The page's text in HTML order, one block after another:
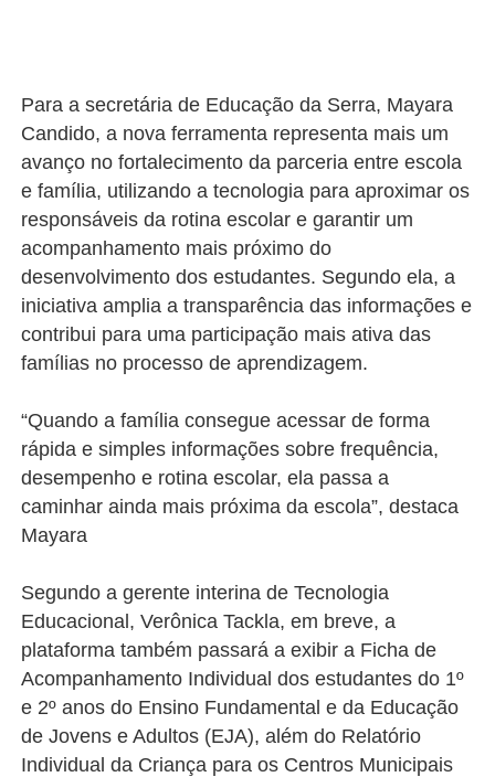
Para a secretária de Educação da Serra, Mayara
Candido, a nova ferramenta representa mais um
avanço no fortalecimento da parceria entre escola
e família, utilizando a tecnologia para aproximar os
responsáveis da rotina escolar e garantir um
acompanhamento mais próximo do
desenvolvimento dos estudantes. Segundo ela, a
iniciativa amplia a transparência das informações e
contribui para uma participação mais ativa das
famílias no processo de aprendizagem.
“Quando a família consegue acessar de forma
rápida e simples informações sobre frequência,
desempenho e rotina escolar, ela passa a
caminhar ainda mais próxima da escola”, destaca
Mayara
Segundo a gerente interina de Tecnologia
Educacional, Verônica Tackla, em breve, a
plataforma também passará a exibir a Ficha de
Acompanhamento Individual dos estudantes do 1º
e 2º anos do Ensino Fundamental e da Educação
de Jovens e Adultos (EJA), além do Relatório
Individual da Criança para os Centros Municipais